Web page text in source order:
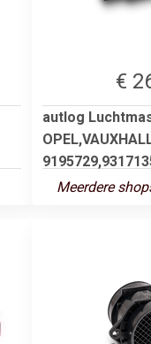
€
autlog
Meerdere